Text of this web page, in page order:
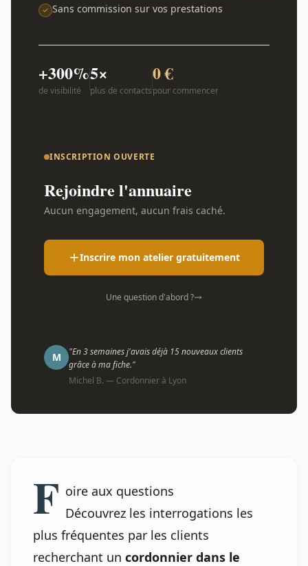
Sans commission sur vos prestations
+300%
de visibilité
5×
plus de contacts
0 €
pour commencer
INSCRIPTION OUVERTE
Rejoindre l'annuaire
Aucun engagement, aucun frais caché.
Inscrire mon atelier gratuitement
Une question d'abord ?
M
"En 3 semaines j'avais déjà 15 nouveaux clients
grâce à ma fiche."
Michel B. — Cordonnier à Lyon
F oire aux questions
Découvrez les interrogations les
plus fréquentes par les clients
recherchant un cordonnier dans le